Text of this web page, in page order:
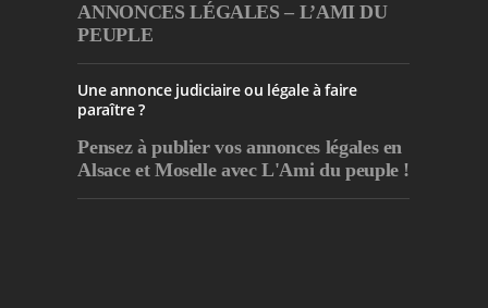
ANNONCES LÉGALES – L’AMI DU
PEUPLE
Une annonce judiciaire ou légale à faire
paraître ?
Pensez à publiervos annonces légales en
Alsace et Moselle avec L'Ami du peuple !